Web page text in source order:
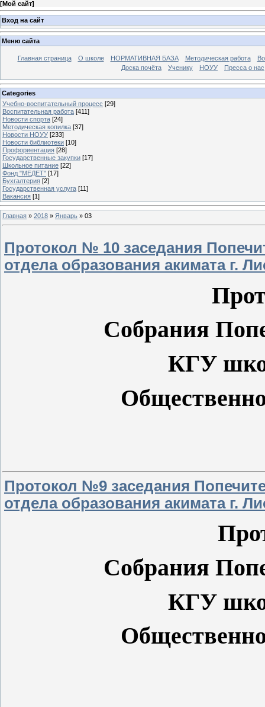
[Мой сайт]
Вход на сайт
Меню сайта
Главная страница О школе НОРМАТИВНАЯ БАЗА Методическая работа
Доска почёта
Ученику НОУУ Пресса о нас
Categories
Учебно-воспитательный процесс [29]
Воспитательная работа [411]
Новости спорта [24]
Методическая копилка [37]
Новости НОУУ [233]
Новости библиотеки [10]
Профориентация [28]
Государственные закупки [17]
Школьное питание [22]
Фонд "МЕДЕТ" [17]
Бухгалтерия [2]
Государственная услуга [11]
Вакансия [1]
Главная » 2018 » Январь » 03
Протокол № 10 заседания
отдела образования акимата г.
Собрания
КГУ
Протокол №9 заседания
отдела образования акимата г.
Собрания
КГУ